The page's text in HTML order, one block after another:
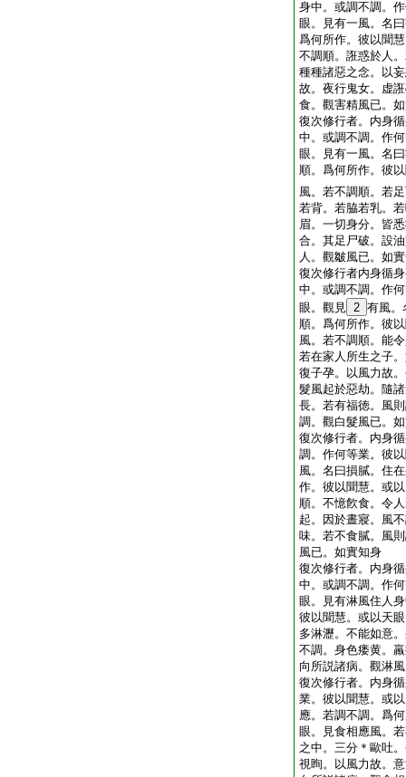
身中。或調不調。
眼。見有一風。名
爲何所作。彼以聞
不調順。誑惑於人
種種諸惡之念。以
故。夜行鬼女。虚
食。觀害精風已。
復次修行者。内身
中。或調不調。作
眼。見有一風。名
順。爲何所作。彼
風。若不調順。若
若背。若脇若乳。
眉。一切身分。皆
合。其足尸破。設
人。觀皺風已。如
復次修行者内身循
中。或調不調。作
眼。觀見 2 有風。
順。爲何所作。彼
風。若不調順。能
若在家人所生之子
復子孕。以風力故
髮風起於惡劫。隨
長。若有福徳。風
調。觀白髮風已。
復次修行者。内身
調。作何等業。彼
風。名曰損膩。住
作。彼以聞慧。或
順。不憶飮食。令
起。因於晝寢。風
味。若不食膩。風
風已。如實知身
復次修行者。内身
中。或調不調。作
眼。見有淋風住人
彼以聞慧。或以天
多淋瀝。不能如意
不調。身色痿黄。
向所説諸病。觀淋
復次修行者。内身
業。彼以聞慧。或
應。若調不調。爲
眼。見食相應風。
之中。三分＊歐吐
視眴。以風力故。